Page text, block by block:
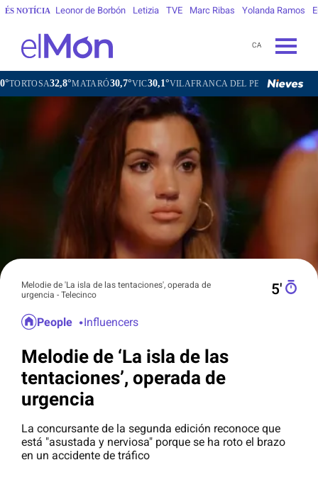
ÉS NOTÍCIA Leonor de Borbón Letizia TVE Marc Ribas Yolanda Ramos
CA
MATARÓ30,7°VIC30,1°VILAFRANCA DEL PENEDÈS30,9°VILANOVA I LA
Melodie de 'La isla de las tentaciones', operada de
urgencia - Telecinco
5′
People Influencers
Melodie de ‘La isla de las
tentaciones’, operada de
urgencia
La concursante de la segunda edición reconoce que
está "asustada y nerviosa" porque se ha roto el brazo
en un accidente de tráfico